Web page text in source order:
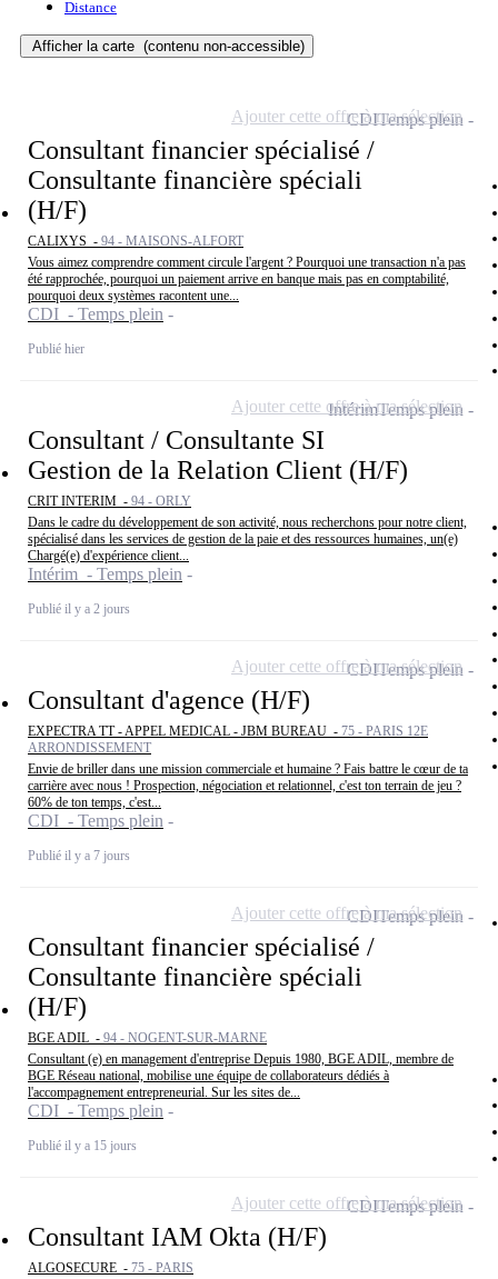
Distance
Afficher la carte (contenu non-accessible)
Consultant financier spécialisé /
Consultante financière spéciali
(H/F)
CALIXYS - 94 - MAISONS-ALFORT
Vous aimez comprendre comment circule l'argent ? Pourquoi une transaction n'a pas
été rapprochée, pourquoi un paiement arrive en banque mais pas en comptabilité,
pourquoi deux systèmes racontent une...
CDI - Temps plein
Publié hier
CDITemps plein
Ajouter cette offre à ma sélection
Consultant / Consultante SI
Gestion de la Relation Client (H/F)
CRIT INTERIM - 94 - ORLY
Dans le cadre du développement de son activité, nous recherchons pour notre client,
spécialisé dans les services de gestion de la paie et des ressources humaines, un(e)
Chargé(e) d'expérience client...
Intérim - Temps plein
Publié il y a 2 jours
IntérimTemps plein
Ajouter cette offre à ma sélection
Consultant d'agence (H/F)
EXPECTRA TT - APPEL MEDICAL - JBM BUREAU - 75 - PARIS 12E
ARRONDISSEMENT
Envie de briller dans une mission commerciale et humaine ? Fais battre le cœur de ta
carrière avec nous ! Prospection, négociation et relationnel, c'est ton terrain de jeu ?
60% de ton temps, c'est...
CDI - Temps plein
Publié il y a 7 jours
CDITemps plein
Ajouter cette offre à ma sélection
Consultant financier spécialisé /
Consultante financière spéciali
(H/F)
BGE ADIL - 94 - NOGENT-SUR-MARNE
Consultant (e) en management d'entreprise Depuis 1980, BGE ADIL, membre de
BGE Réseau national, mobilise une équipe de collaborateurs dédiés à
l'accompagnement entrepreneurial. Sur les sites de...
CDI - Temps plein
Publié il y a 15 jours
CDITemps plein
Ajouter cette offre à ma sélection
Consultant IAM Okta (H/F)
ALGOSECURE - 75 - PARIS
CDITemps plein
Ajouter cette offre à ma sélection